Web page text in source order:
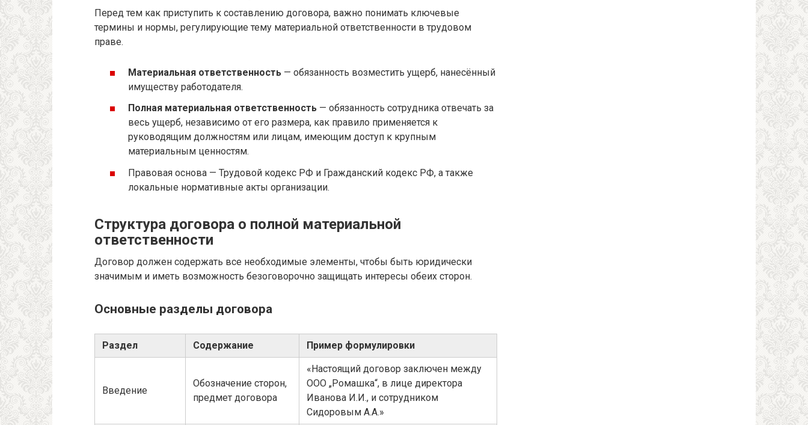
Перед тем как приступить к составлению договора, важно понимать ключевые
термины и нормы, регулирующие тему материальной ответственности в трудовом
праве.
Материальная ответственность — обязанность возместить ущерб, нанесённый
имуществу работодателя.
Полная материальная ответственность — обязанность сотрудника отвечать за
весь ущерб, независимо от его размера, как правило применяется к
руководящим должностям или лицам, имеющим доступ к крупным
материальным ценностям.
Правовая основа — Трудовой кодекс РФ и Гражданский кодекс РФ, а также
локальные нормативные акты организации.
Структура договора о полной материальной
ответственности
Договор должен содержать все необходимые элементы, чтобы быть юридически
значимым и иметь возможность безоговорочно защищать интересы обеих сторон.
Основные разделы договора
Раздел Содержание Пример формулировки
Введение
Обозначение сторон,
предмет договора
«Настоящий договор заключен между
ООО „Ромашка“, в лице директора
Иванова И.И., и сотрудником
Сидоровым А.А.»